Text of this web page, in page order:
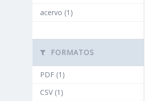
acervo (1)
FORMATOS
PDF (1)
CSV (1)